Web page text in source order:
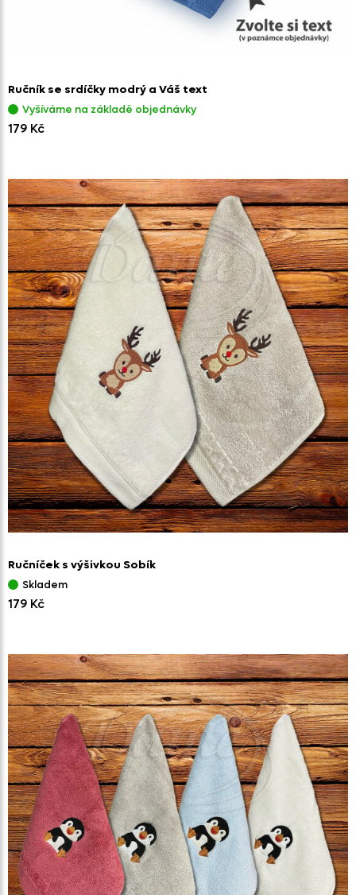
Ručník se srdíčky modrý a Váš text
Vyšíváme na základě objednávky
179 Kč
Ručníček s výšivkou Sobík
Skladem
179 Kč